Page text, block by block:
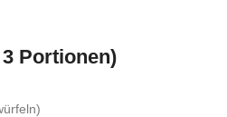
Portionen)